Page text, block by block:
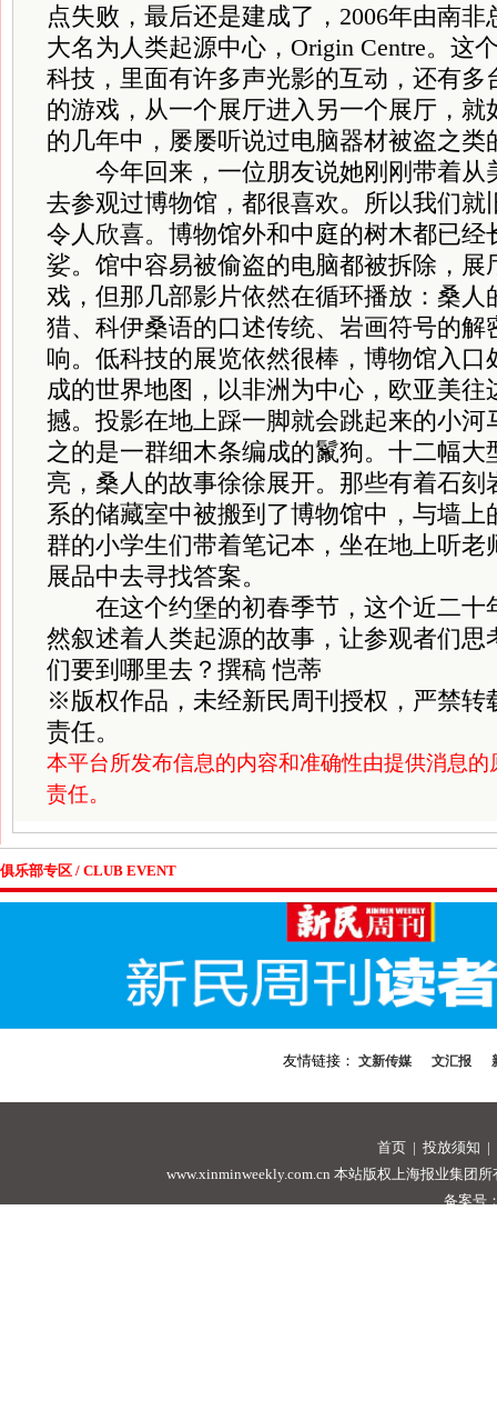
点失败，最后还是建成了，2006年由南
大名为人类起源中心，Origin Centre。这
科技，里面有许多声光影的互动，还有多
的游戏，从一个展厅进入另一个展厅，就
的几年中，屡屡听说过电脑器材被盗之类
今年回来，一位朋友说她刚刚带着从
去参观过博物馆，都很喜欢。所以我们就
令人欣喜。博物馆外和中庭的树木都已经
娑。馆中容易被偷盗的电脑都被拆除，展
戏，但那几部影片依然在循环播放：桑人
猎、科伊桑语的口述传统、岩画符号的解
响。低科技的展览依然很棒，博物馆入口
成的世界地图，以非洲为中心，欧亚美往
撼。投影在地上踩一脚就会跳起来的小河
之的是一群细木条编成的鬣狗。十二幅
亮，桑人的故事徐徐展开。那些有着石刻
系的储藏室中被搬到了博物馆中，与墙
群的小学生们带着笔记本，坐在地上听老
展品中去寻找答案。
在这个约堡的初春季节，这个近二十
然叙述着人类起源的故事，让参观者们思
们要到哪里去？撰稿 恺蒂
※版权作品，未经新民周刊授权，严禁转
责任。
本平台所发布信息的内容和准确性由提供消息
责任。
俱乐部专区 / CLUB EVENT
友情链接： 文新传媒 文汇报
首页 | 投放须知 |
www.xinminweekly.com.cn 本站版权上海报业集团所
备案号